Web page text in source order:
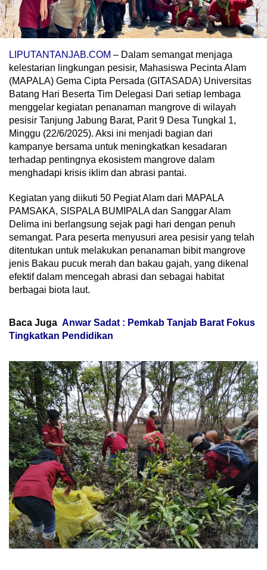
LIPUTANTANJAB.COM – Dalam semangat menjaga
kelestarian lingkungan pesisir, Mahasiswa Pecinta Alam
(MAPALA) Gema Cipta Persada (GITASADA) Universitas
Batang Hari Beserta Tim Delegasi Dari setiap lembaga
menggelar kegiatan penanaman mangrove di wilayah
pesisir Tanjung Jabung Barat, Parit 9 Desa Tungkal 1,
Minggu (22/6/2025). Aksi ini menjadi bagian dari
kampanye bersama untuk meningkatkan kesadaran
terhadap pentingnya ekosistem mangrove dalam
menghadapi krisis iklim dan abrasi pantai.
Kegiatan yang diikuti 50 Pegiat Alam dari MAPALA
PAMSAKA, SISPALA BUMIPALA dan Sanggar Alam
Delima ini berlangsung sejak pagi hari dengan penuh
semangat. Para peserta menyusuri area pesisir yang telah
ditentukan untuk melakukan penanaman bibit mangrove
jenis Bakau pucuk merah dan bakau gajah, yang dikenal
efektif dalam mencegah abrasi dan sebagai habitat
berbagai biota laut.
Baca Juga Anwar Sadat : Pemkab Tanjab Barat Fokus
Tingkatkan Pendidikan